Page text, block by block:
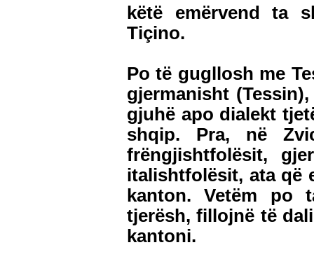
këtë emërvend ta
Tiçino.
Po të gugllosh me
gjermanisht
gjuhë apo dialekt
shqip. Pra, në
frëngjishtfolësit,
italishtfolësit, ata që
kanton. Vetëm po
tjerësh, fillojnë të
kantoni.